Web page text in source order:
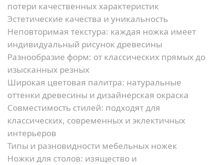
потери качественных характеристик
Эстетические качества и уникальность
Неповторимая текстура: каждая ножка имеет
индивидуальный рисунок древесины
Разнообразие форм: от классических прямых до
изысканных резных
Широкая цветовая палитра: натуральные
оттенки древесины и дизайнерская окраска
Совместимость стилей: подходят для
классических, современных и эклектичных
интерьеров
Типы и разновидности мебельных ножек
Ножки для столов: изящество и